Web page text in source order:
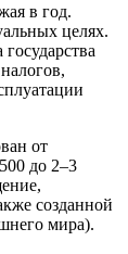
в год.
целях.
от
до 2–3
созданной
мира).